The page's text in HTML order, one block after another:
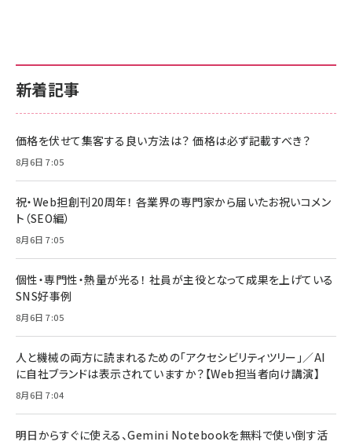
新着記事
価格を伏せて集客する良い方法は？ 価格は必ず記載すべき？
8月6日 7:05
祝・Web担創刊20周年！ 各業界の専門家から届いたお祝いコメン
ト（SEO編）
8月6日 7:05
個性・専門性・熱量が光る！ 社員が主役となって成果を上げている
SNS好事例
8月6日 7:05
人と機械の両方に読まれるための「アクセシビリティツリー」／AI
に自社ブランドは表示されていますか？【Web担当者向け講演】
8月6日 7:04
明日からすぐに使える、Gemini Notebookを無料で使い倒す活